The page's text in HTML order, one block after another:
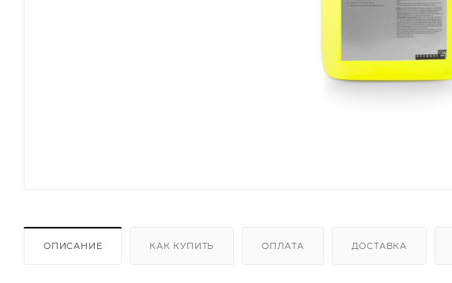
ОПИСАНИЕ КАК КУПИТЬ ОПЛАТА ДОСТАВКА